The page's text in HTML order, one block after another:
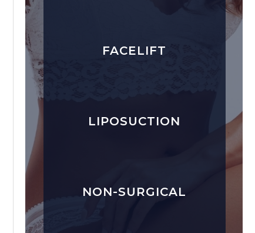
FACELIFT
LIPOSUCTION
NON-SURGICAL